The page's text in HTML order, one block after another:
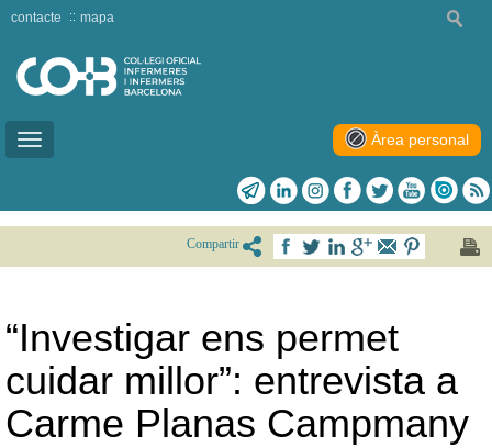
Toggle
contacte mapa
Àrea personal
Compartir
“Investigar ens permet
cuidar millor”: entrevista a
Carme Planas Campmany